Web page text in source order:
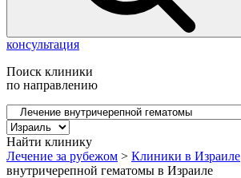
консультация
Поиск клиники
по направлению
Найти клинику
Лечение за рубежом > Клиники в Израиле
внутричерепной гематомы в Израиле